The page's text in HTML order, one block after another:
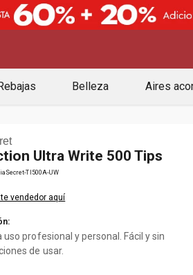
Belleza Aires
Ultra Write 500 Tips
TI500A-UW
vendedor aquí
uso profesional y personal. Fácil y sin
de usar.